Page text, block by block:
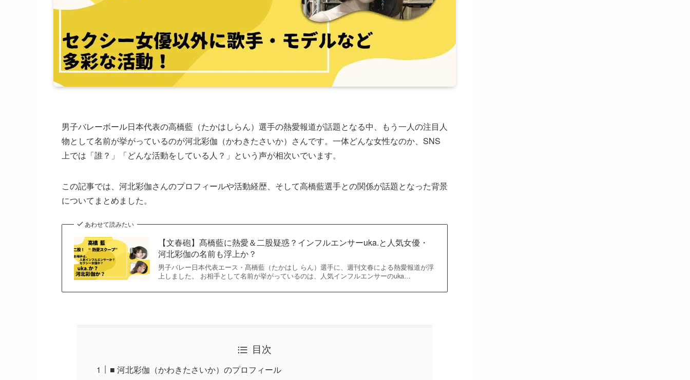
男子バレーボール日本代表の高橋藍（たかはしらん）選手の熱愛報道が話題となる中、もう一人の注目人
物として名前が挙がっているのが河北彩伽（かわきたさいか）さんです。一体どんな女性なのか、SNS
上では「誰？」「どんな活動をしている人？」という声が相次いでいます。
この記事では、河北彩伽さんのプロフィールや活動経歴、そして高橋藍選手との関係が話題となった背景
についてまとめました。
あわせて読みたい
【文春砲】髙橋藍に熱愛＆二股疑惑？インフルエンサーuka.と人気女優・
河北彩伽の名前も浮上か？
男子バレー日本代表エース・髙橋藍（たかはし らん）選手に、週刊文春による熱愛報道が浮
上しました。 お相手として名前が挙がっているのは、人気インフルエンサーのuka…
目次
■ 河北彩伽（かわきたさいか）のプロフィール